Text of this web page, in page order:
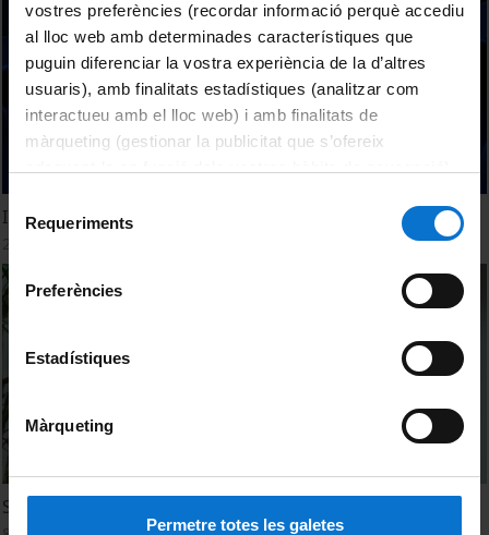
vostres preferències (recordar informació perquè accediu
al lloc web amb determinades característiques que
puguin diferenciar la vostra experiència de la d’altres
usuaris), amb finalitats estadístiques (analitzar com
interactueu amb el lloc web) i amb finalitats de
màrqueting (gestionar la publicitat que s’ofereix
consultar laPolítica de galetes del lloc web de la
Requeriments
Preferències
Estadístiques
Màrqueting
Permetre totes les galetes
Innovación y sostenibilidad energética
Sostenibilidad Energética y Ambiental